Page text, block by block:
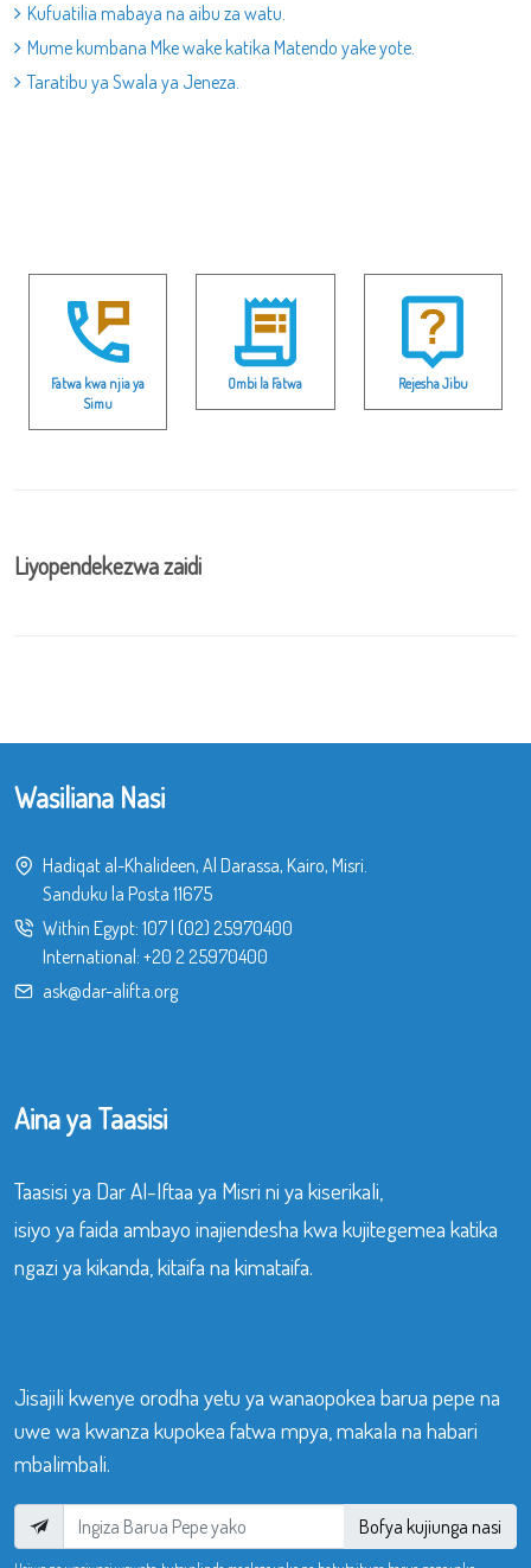
Kufuatilia mabaya na aibu za watu.
Mume kumbana Mke wake katika Matendo yake yote.
Taratibu ya Swala ya Jeneza.
Fatwa kwa njia ya
Simu
Ombi la Fatwa Rejesha Jibu
Liyopendekezwa zaidi
Wasiliana Nasi
Hadiqat al-Khalideen, Al Darassa, Kairo, Misri.
Sanduku la Posta 11675
Within Egypt: 107| (02) 25970400
International: +20 2 25970400
ask@dar-alifta.org
Aina ya Taasisi
Taasisi ya Dar Al-Iftaa ya Misri ni ya kiserikali,
isiyo ya faida ambayo inajiendesha kwa kujitegemea katika
ngazi ya kikanda, kitaifa na kimataifa.
Jisajili kwenye orodha yetu ya wanaopokea barua pepe na
uwe wa kwanza kupokea fatwa mpya, makala na habari
mbalimbali.
Bofya kujiunga nasi